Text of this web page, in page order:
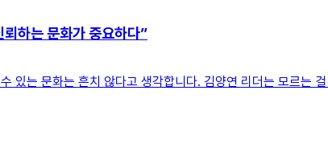
하는 문화가 중요하다”
있는 문화는 흔치 않다고 생각합니다. 김양연 리더는 모르는